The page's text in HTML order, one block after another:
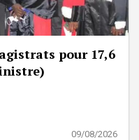
pour 17,6
09/08/2026